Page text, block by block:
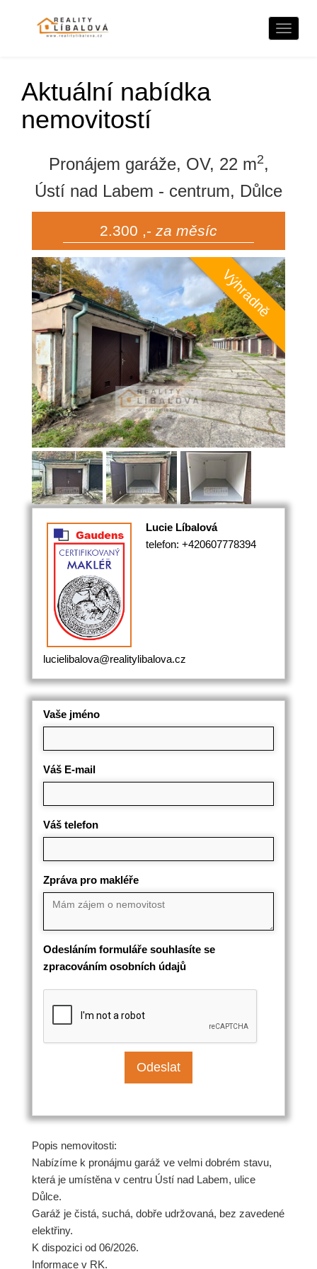
Aktuální nabídka
nemovitostí
Pronájem garáže, OV, 22 m2,
Ústí nad Labem - centrum, Důlce
2.300 ,- za měsíc
Lucie Líbalová
telefon: +420607778394
lucielibalova@realitylibalova.cz
Vaše jméno
Váš E-mail
Váš telefon
Zpráva pro makléře
Odesláním formuláře souhlasíte se
zpracováním osobních údajů
Popis nemovitosti:
Nabízíme k pronájmu garáž ve velmi dobrém stavu,
která je umístěna v centru Ústí nad Labem, ulice
Důlce.
Garáž je čistá, suchá, dobře udržovaná, bez zavedené
elektřiny.
K dispozici od 06/2026.
Informace v RK.